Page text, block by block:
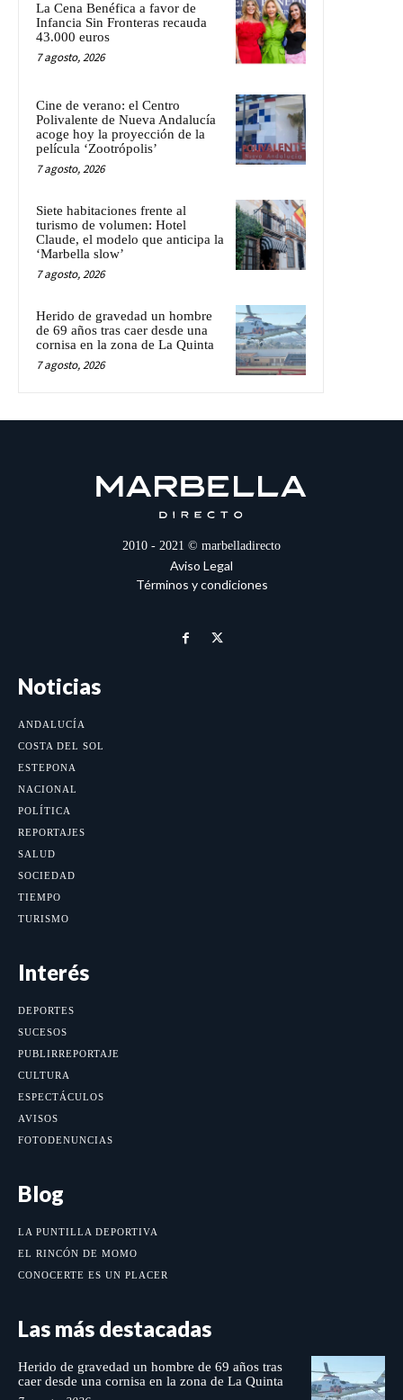
La Cena Benéfica a favor de
Infancia Sin Fronteras recauda
43.000 euros
7 agosto, 2026
Cine de verano: el Centro
Polivalente de Nueva Andalucía
acoge hoy la proyección de la
película ‘Zootrópolis’
7 agosto, 2026
Siete habitaciones frente al
turismo de volumen: Hotel
Claude, el modelo que anticipa la
‘Marbella slow’
7 agosto, 2026
Herido de gravedad un hombre
de 69 años tras caer desde una
cornisa en la zona de La Quinta
7 agosto, 2026
2010 - 2021 © marbelladirecto
Aviso Legal
Términos y condiciones
Noticias
ANDALUCÍA
COSTA DEL SOL
ESTEPONA
NACIONAL
POLÍTICA
REPORTAJES
SALUD
SOCIEDAD
TIEMPO
TURISMO
Interés
DEPORTES
SUCESOS
PUBLIRREPORTAJE
CULTURA
ESPECTÁCULOS
AVISOS
FOTODENUNCIAS
Blog
LA PUNTILLA DEPORTIVA
EL RINCÓN DE MOMO
CONOCERTE ES UN PLACER
Las más destacadas
Herido de gravedad un hombre de 69 años tras
caer desde una cornisa en la zona de La Quinta